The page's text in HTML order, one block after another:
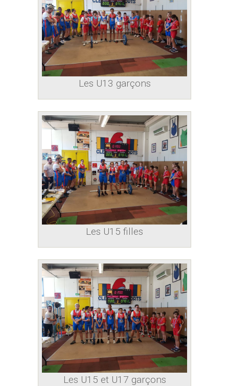
Les U13 garçons
Les U15 filles
Les U15 et U17 garçons